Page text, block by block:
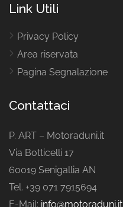
Link Utili
Privacy Policy
Area riservata
Pagina Segnalazione
Contattaci
P. ART – Motoraduni.it
Via Botticelli 17
60019 Senigallia AN
Tel. +39 071 7915694
E-Mail: info@motoraduni.it